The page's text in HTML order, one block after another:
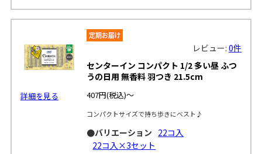
詳細を見る
レビュー:0件
センターイン コンパクト 1/2 多い昼 ふつ
うの日用 無香料 羽つき 21.5cm
407円(税込)～
コンパクトサイズで持ち歩きにベスト♪
●バリエーション 22コ入
22コ入×3セット